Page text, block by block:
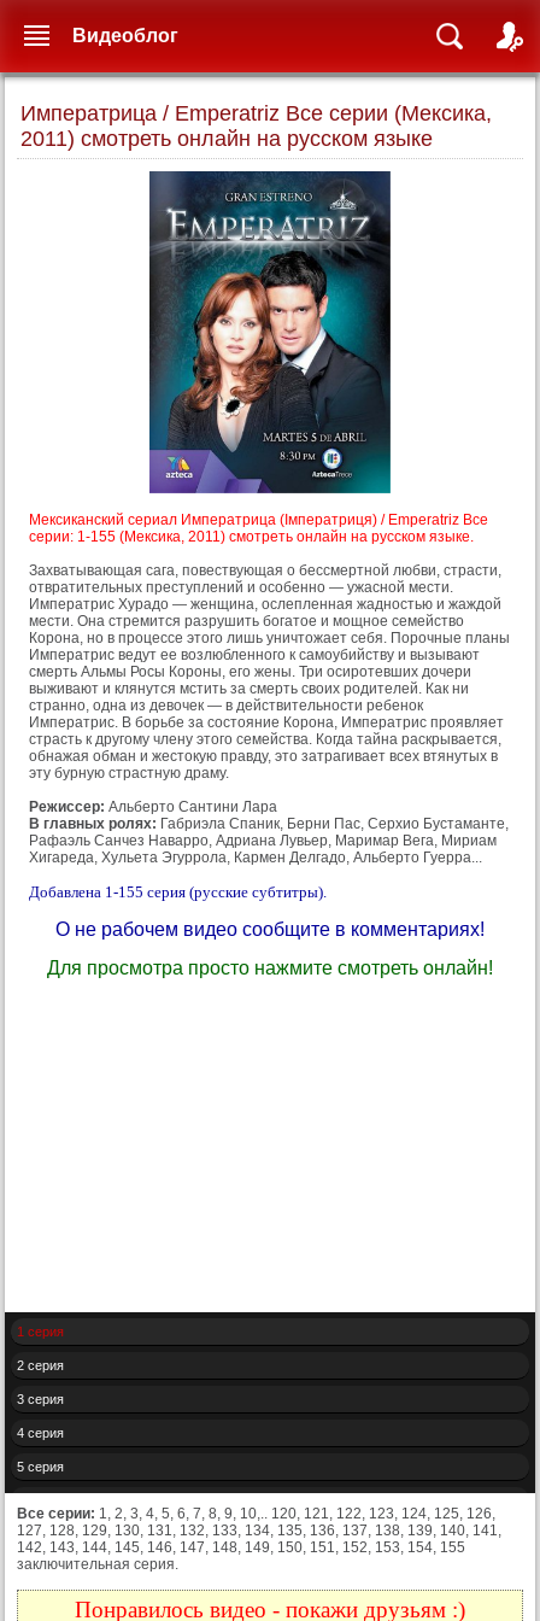
Императрица / Emperatriz Все серии (Мексика,
2011) смотреть онлайн на русском языке
Мексиканский сериал Императрица (Імператриця) / Emperatriz Все
серии: 1-155 (Мексика, 2011) смотреть онлайн на русском языке.
Захватывающая сага, повествующая о бессмертной любви, страсти,
отвратительных преступлений и особенно — ужасной мести.
Императрис Хурадо — женщина, ослепленная жадностью и жаждой
мести. Она стремится разрушить богатое и мощное семейство
Корона, но в процессе этого лишь уничтожает себя. Порочные планы
Императрис ведут ее возлюбленного к самоубийству и вызывают
смерть Альмы Росы Короны, его жены. Три осиротевших дочери
выживают и клянутся мстить за смерть своих родителей. Как ни
странно, одна из девочек — в действительности ребенок
Императрис. В борьбе за состояние Корона, Императрис проявляет
страсть к другому члену этого семейства. Когда тайна раскрывается,
обнажая обман и жестокую правду, это затрагивает всех втянутых в
эту бурную страстную драму.
Режиссер: Альберто Сантини Лара
В главных ролях: Габриэла Спаник, Берни Пас, Серхио Бустаманте,
Рафаэль Санчез Наварро, Адриана Лувьер, Маримар Вега, Мириам
Хигареда, Хульета Эгуррола, Кармен Делгадо, Альберто Гуерра...
Добавлена 1-155 серия (русские субтитры).
О не рабочем видео сообщите в комментариях!
Для просмотра просто нажмите смотреть онлайн!
1 серия
2 серия
3 серия
4 серия
5 серия
7 серия
8 серия
9 серия
Все серии: 1, 2, 3, 4, 5, 6, 7, 8, 9, 10,.. 120, 121, 122, 123, 124, 125, 126,
127, 128, 129, 130, 131, 132, 133, 134, 135, 136, 137, 138, 139, 140, 141,
142, 143, 144, 145, 146, 147, 148, 149, 150, 151, 152, 153, 154, 155
заключительная серия.
Понравилось видео - покажи друзьям :)
Видеоблог